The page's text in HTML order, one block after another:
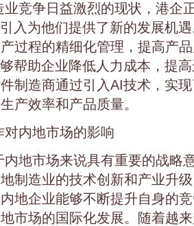
业竞争日益激烈的现状，港企
入为他们提供了新的发展机
过程的精细化管理，提高产
帮助企业降低人力成本，提
制造商通过引入AI技术，实
产效率和产品质量。
对内地市场的影响
内地市场来说具有重要的战略
制造业的技术创新和产业升
地企业能够不断提升自身的
市场的国际化发展。随着越